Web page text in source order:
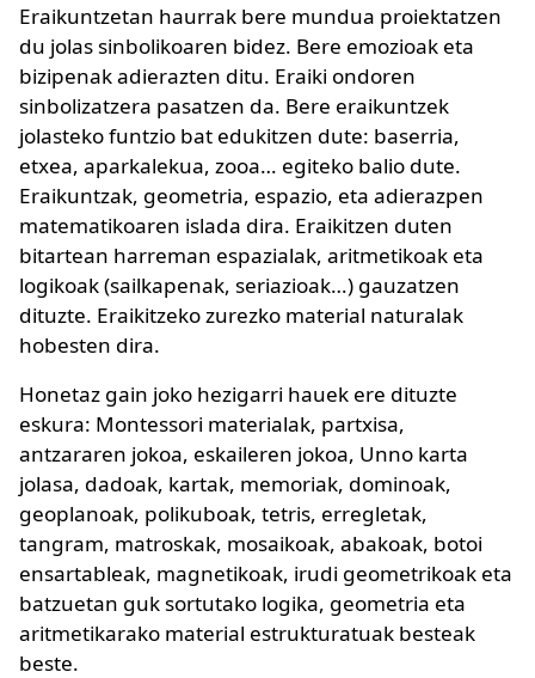
Eraikuntzetan haurrak bere mundua proiektatzen
du jolas sinbolikoaren bidez. Bere emozioak eta
bizipenak adierazten ditu. Eraiki ondoren
sinbolizatzera pasatzen da. Bere eraikuntzek
jolasteko funtzio bat edukitzen dute: baserria,
etxea, aparkalekua, zooa… egiteko balio dute.
Eraikuntzak, geometria, espazio, eta adierazpen
matematikoaren islada dira. Eraikitzen duten
bitartean harreman espazialak, aritmetikoak eta
logikoak (sailkapenak, seriazioak…) gauzatzen
dituzte. Eraikitzeko zurezko material naturalak
hobesten dira.
Honetaz gain joko hezigarri hauek ere dituzte
eskura: Montessori materialak, partxisa,
antzararen jokoa, eskaileren jokoa, Unno karta
jolasa, dadoak, kartak, memoriak, dominoak,
geoplanoak, polikuboak, tetris, erregletak,
tangram, matroskak, mosaikoak, abakoak, botoi
ensartableak, magnetikoak, irudi geometrikoak eta
batzuetan guk sortutako logika, geometria eta
aritmetikarako material estrukturatuak besteak
beste.